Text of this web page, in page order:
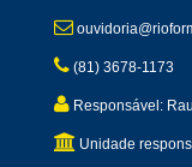
(81) 3678-1173
Responsável:
Unidade